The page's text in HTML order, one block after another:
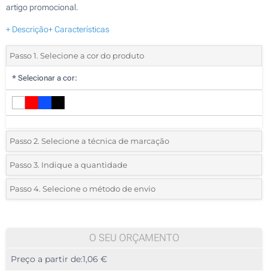
artigo promocional.
+ Descrição+ Características
Passo 1. Selecione a cor do produto
* Selecionar a cor:
Passo 2. Selecione a técnica de marcação
*Selecione o tipo de marcação e as cores do logotipo:
1 Cor (Impressão circular)
Passo 3. Indique a quantidade
*Quantidade mínima:25
50
Passo 4. Selecione o método de envio
O SEU ORÇAMENTO
Preço a partir de:1,06 €